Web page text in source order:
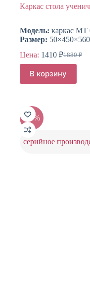
Каркас стола
Модель: каркас МТ
Размер:
Цена:
1880₽
цена
1880 ₽.
1410 ₽Текущая
цена:
1410 ₽.
В корзину
-25%
серийное